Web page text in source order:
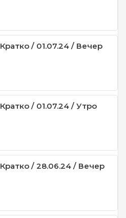
Кратко / 01.07.24 / Вечер
Кратко / 01.07.24 / Утро
Кратко / 28.06.24 / Вечер